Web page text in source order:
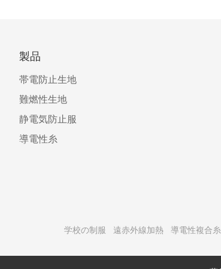
製品
帯電防止生地
難燃性生地
静電気防止服
導電性糸
学校の制服 遠赤外線加熱 導電性複合糸